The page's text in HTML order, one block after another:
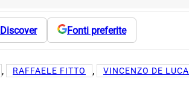
Discover Fonti preferite
, RAFFAELE FITTO , VINCENZO DE LUCA